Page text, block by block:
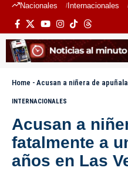
Nacionales Internacionales
Home - Acusan a niñera de apuñalar
INTERNACIONALES
Acusan a
fatalmente a
años en Las